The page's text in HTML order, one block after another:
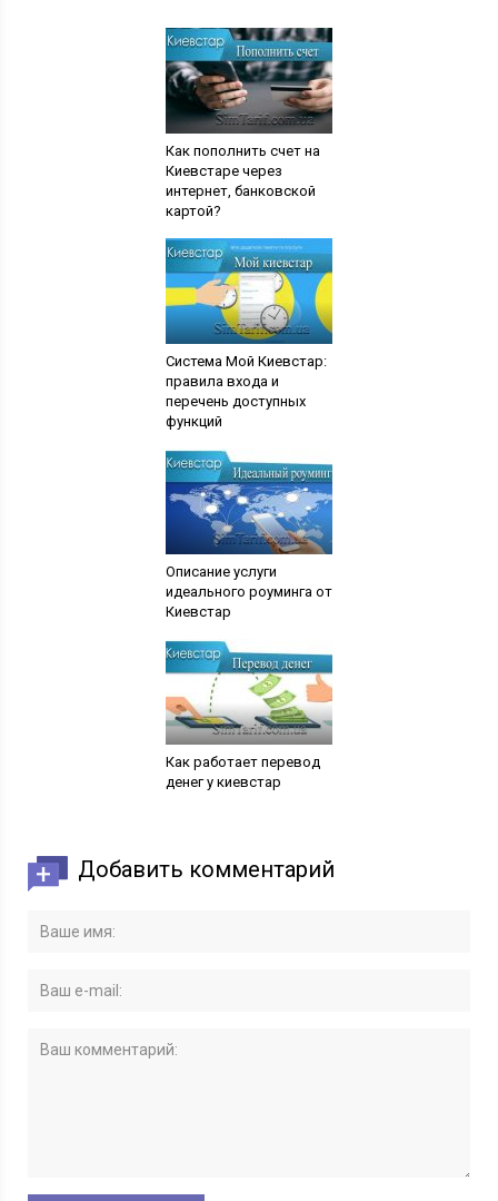
Как пополнить счет на
Киевстаре через
интернет, банковской
картой?
Система Мой Киевстар:
правила входа и
перечень доступных
функций
Описание услуги
идеального роуминга от
Киевстар
Как работает перевод
денег у киевстар
Добавить комментарий